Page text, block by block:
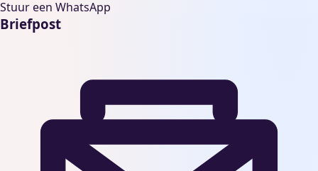
Stuur een WhatsApp
Briefpost